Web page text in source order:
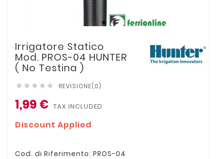
Irrigatore Statico
Mod. PROS-04 HUNTER
( No Testina )
     REVISIONE(0)
1,99 € TAX INCLUDED
Discount Applied
Cod. di Riferimento: PROS-04